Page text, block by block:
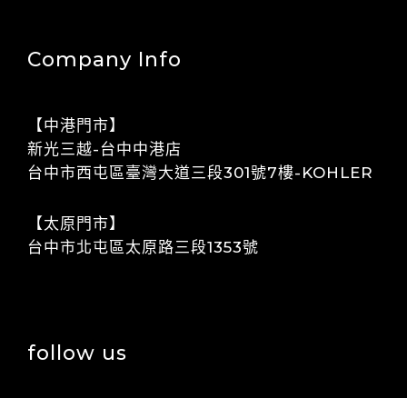
Company Info
【中港門市】
​​新光三越-台中中港店
​​​​台中市西屯區臺灣大道三段301號7樓-KOHLER
【太原門市】
​​台中市北屯區太原路三段1353號
follow us